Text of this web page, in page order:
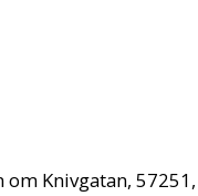
Knivgatan, 57251,